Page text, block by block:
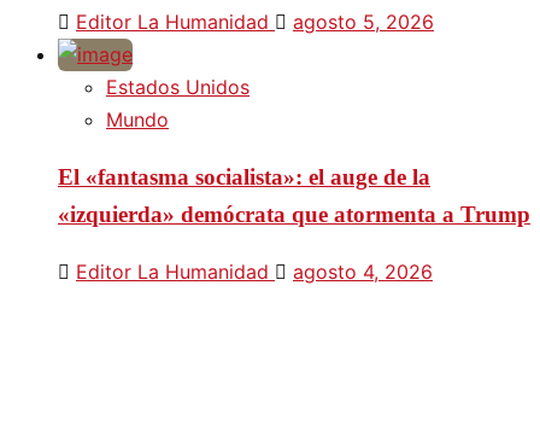
Editor La Humanidad agosto 5, 2026
Estados Unidos
Mundo
El «fantasma socialista»: el auge de la
«izquierda» demócrata que atormenta a Trump
Editor La Humanidad agosto 4, 2026